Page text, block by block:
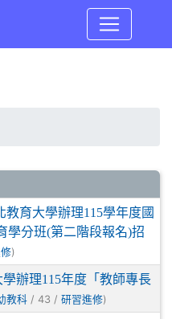
教育大學辦理115學年度國
學分班(第二階段報名)招
)
學辦理115年度「教師專長
教科 / 43 / 研習進修)